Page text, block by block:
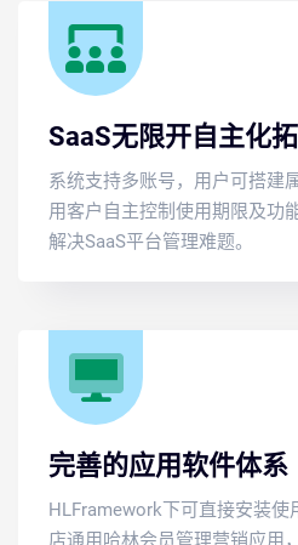
SaaS无限开自主化
系统支持多账号，用户可搭建
用客户自主控制使用期限及功
解决SaaS平台管理难题。
完善的应用软件体系
HLFramework下可直接安装使
店通用哈林会员管理营销应用